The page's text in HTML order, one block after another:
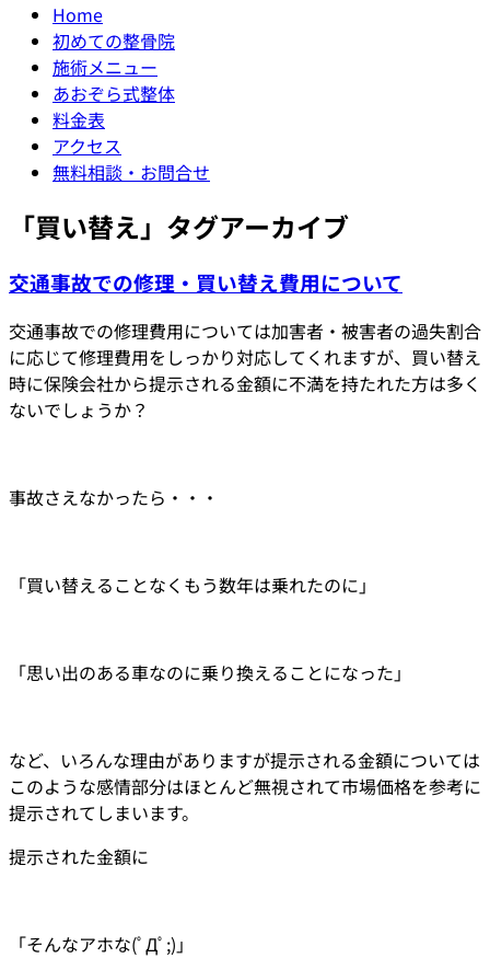
Home
初めての整骨院
施術メニュー
あおぞら式整体
料金表
アクセス
無料相談・お問合せ
「買い替え」タグアーカイブ
交通事故での修理・買い替え費用について
交通事故での修理費用については加害者・被害者の過失割合
に応じて修理費用をしっかり対応してくれますが、買い替え
時に保険会社から提示される金額に不満を持たれた方は多く
ないでしょうか？
事故さえなかったら・・・
「買い替えることなくもう数年は乗れたのに」
「思い出のある車なのに乗り換えることになった」
など、いろんな理由がありますが提示される金額については
このような感情部分はほとんど無視されて市場価格を参考に
提示されてしまいます。
提示された金額に
「そんなアホな(ﾟДﾟ;)」